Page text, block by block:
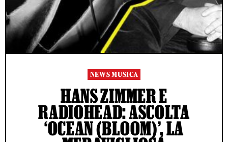
NEWS MUSICA
HANS ZIMMER E
RADIOHEAD: ASCOLTA
‘OCEAN (BLOOM)’, LA